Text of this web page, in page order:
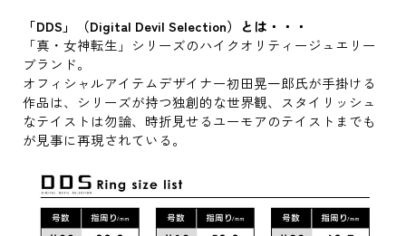
「DDS」（Digital Devil Selection）とは・・・
「真・女神転生」シリーズのハイクオリティージュエリー
ブランド。
オフィシャルアイテムデザイナー初田晃一郎氏が手掛ける
作品は、シリーズが持つ独創的な世界観、スタイリッシュ
なテイストは勿論、時折見せるユーモアのテイストまでも
が見事に再現されている。